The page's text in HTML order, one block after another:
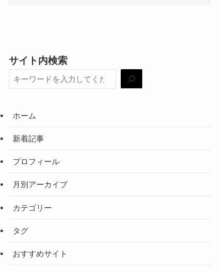
サイト内検索
ホーム
新着記事
プロフィール
月別アーカイブ
カテゴリー
タグ
おすすめサイト